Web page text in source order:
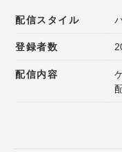
配信スタイル
登録者数
配信内容